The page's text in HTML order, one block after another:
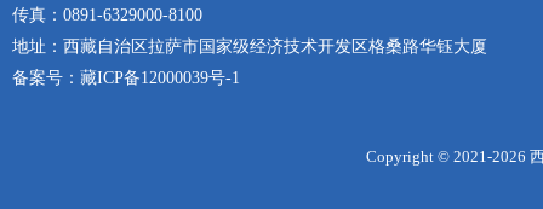
传真：0891-6329000-8100
地址：西藏自治区拉萨市国家级经济技术开发区格桑路华钰大厦
备案号： 藏ICP备12000039号-1
Copyright © 2021-2026